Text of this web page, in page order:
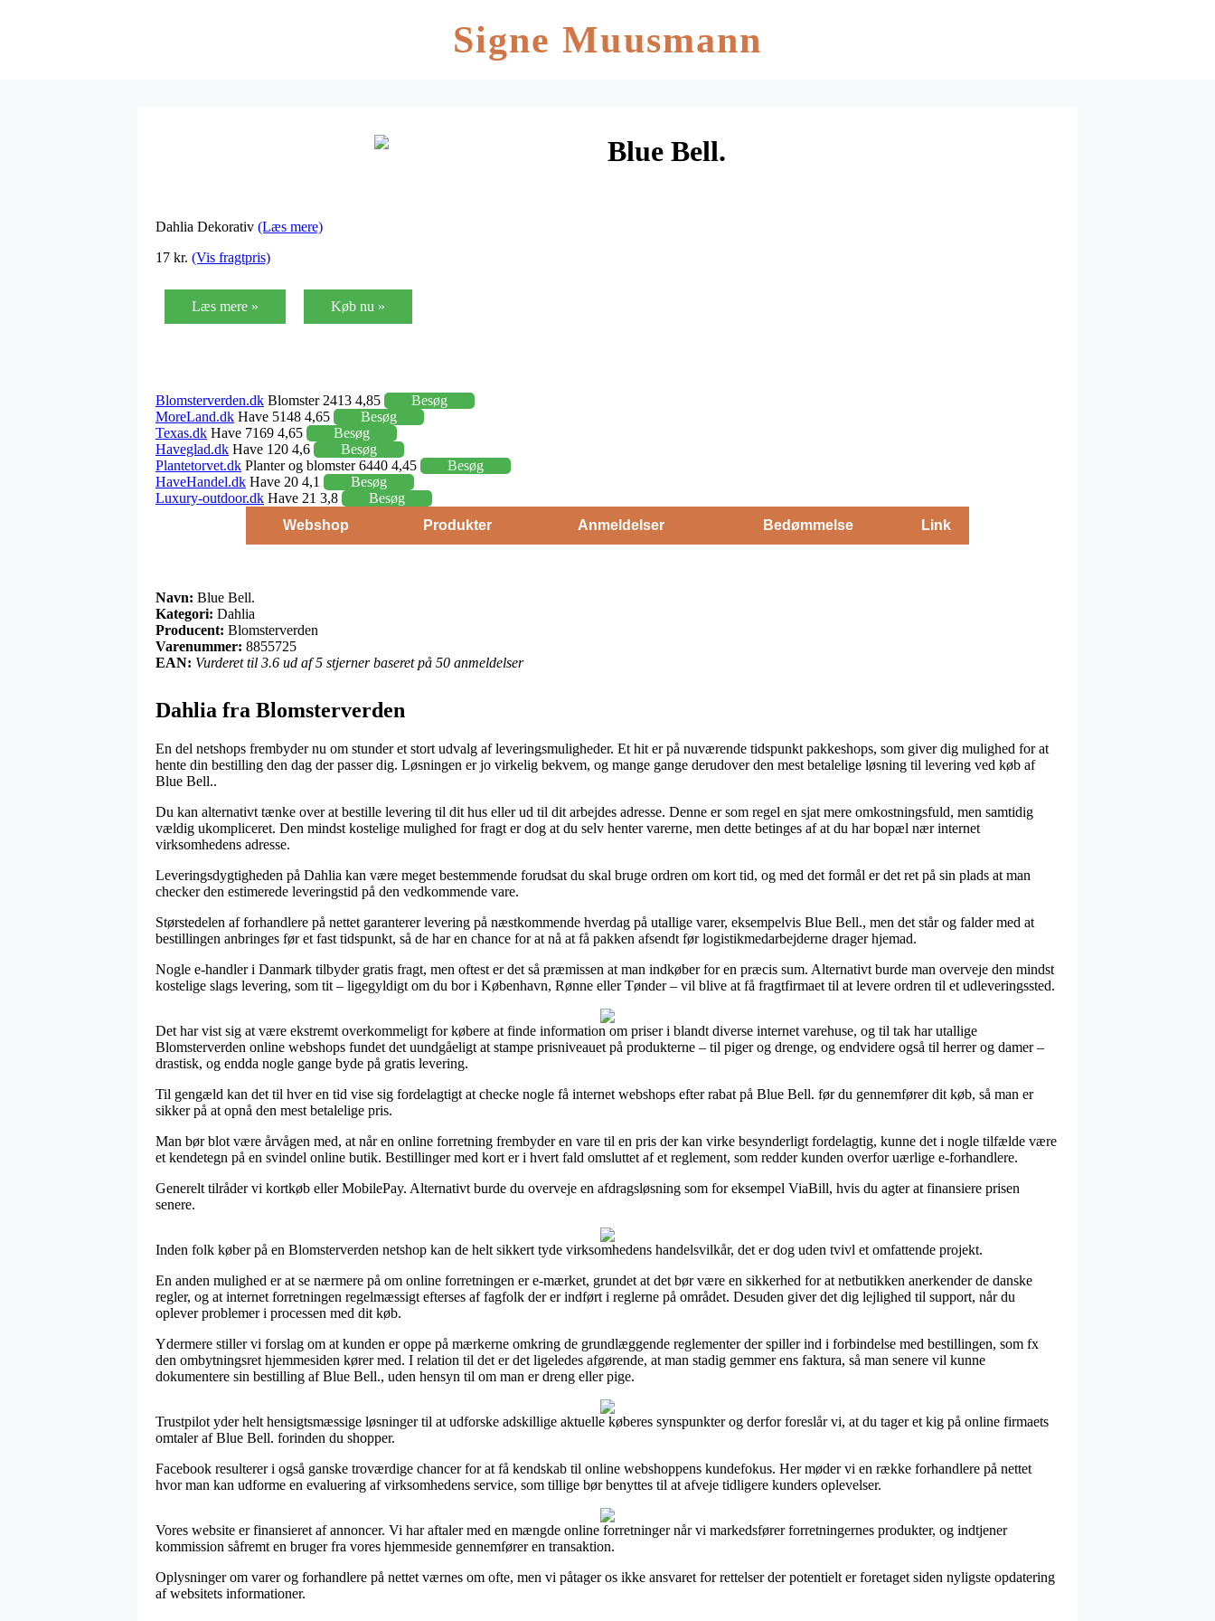
Signe Muusmann
Blue Bell.
Dahlia Dekorativ (Læs mere)
17 kr. (Vis fragtpris)
Læs mere » Køb nu »
Blomsterverden.dk Blomster 2413 4,85
Besøg
MoreLand.dk Have 5148 4,65
Besøg
Texas.dk Have 7169 4,65
Besøg
Haveglad.dk Have 120 4,6
Besøg
Plantetorvet.dk Planter og blomster 6440 4,45
Besøg
HaveHandel.dk Have 20 4,1
Besøg
Luxury-outdoor.dk Have 21 3,8
Besøg
Webshop
Produkter Anmeldelser Bedømmelse Link
Navn: Blue Bell.
Kategori: Dahlia
Producent: Blomsterverden
Varenummer: 8855725
EAN: Vurderet til 3.6 ud af 5 stjerner baseret på 50 anmeldelser
Dahlia fra Blomsterverden
En del netshops frembyder nu om stunder et stort udvalg af leveringsmuligheder. Et hit er på nuværende tidspunkt pakkeshops, som giver dig mulighed for at
hente din bestilling den dag der passer dig. Løsningen er jo virkelig bekvem, og mange gange derudover den mest betalelige løsning til levering ved køb af
Blue Bell..
Du kan alternativt tænke over at bestille levering til dit hus eller ud til dit arbejdes adresse. Denne er som regel en sjat mere omkostningsfuld, men samtidig
vældig ukompliceret. Den mindst kostelige mulighed for fragt er dog at du selv henter varerne, men dette betinges af at du har bopæl nær internet
virksomhedens adresse.
Leveringsdygtigheden på Dahlia kan være meget bestemmende forudsat du skal bruge ordren om kort tid, og med det formål er det ret på sin plads at man
checker den estimerede leveringstid på den vedkommende vare.
Størstedelen af forhandlere på nettet garanterer levering på næstkommende hverdag på utallige varer, eksempelvis Blue Bell., men det står og falder med at
bestillingen anbringes før et fast tidspunkt, så de har en chance for at nå at få pakken afsendt før logistikmedarbejderne drager hjemad.
Nogle e-handler i Danmark tilbyder gratis fragt, men oftest er det så præmissen at man indkøber for en præcis sum. Alternativt burde man overveje den mindst
kostelige slags levering, som tit – ligegyldigt om du bor i København, Rønne eller Tønder – vil blive at få fragtfirmaet til at levere ordren til et udleveringssted.
Det har vist sig at være ekstremt overkommeligt for købere at finde information om priser i blandt diverse internet varehuse, og til tak har utallige
Blomsterverden online webshops fundet det uundgåeligt at stampe prisniveauet på produkterne – til piger og drenge, og endvidere også til herrer og damer –
drastisk, og endda nogle gange byde på gratis levering.
Til gengæld kan det til hver en tid vise sig fordelagtigt at checke nogle få internet webshops efter rabat på Blue Bell. før du gennemfører dit køb, så man er
sikker på at opnå den mest betalelige pris.
Man bør blot være årvågen med, at når en online forretning frembyder en vare til en pris der kan virke besynderligt fordelagtig, kunne det i nogle tilfælde være
et kendetegn på en svindel online butik. Bestillinger med kort er i hvert fald omsluttet af et reglement, som redder kunden overfor uærlige e-forhandlere.
Generelt tilråder vi kortkøb eller MobilePay. Alternativt burde du overveje en afdragsløsning som for eksempel ViaBill, hvis du agter at finansiere prisen
senere.
Inden folk køber på en Blomsterverden netshop kan de helt sikkert tyde virksomhedens handelsvilkår, det er dog uden tvivl et omfattende projekt.
En anden mulighed er at se nærmere på om online forretningen er e-mærket, grundet at det bør være en sikkerhed for at netbutikken anerkender de danske
regler, og at internet forretningen regelmæssigt efterses af fagfolk der er indført i reglerne på området. Desuden giver det dig lejlighed til support, når du
oplever problemer i processen med dit køb.
Ydermere stiller vi forslag om at kunden er oppe på mærkerne omkring de grundlæggende reglementer der spiller ind i forbindelse med bestillingen, som fx
den ombytningsret hjemmesiden kører med. I relation til det er det ligeledes afgørende, at man stadig gemmer ens faktura, så man senere vil kunne
dokumentere sin bestilling af Blue Bell., uden hensyn til om man er dreng eller pige.
Trustpilot yder helt hensigtsmæssige løsninger til at udforske adskillige aktuelle køberes synspunkter og derfor foreslår vi, at du tager et kig på online firmaets
omtaler af Blue Bell. forinden du shopper.
Facebook resulterer i også ganske troværdige chancer for at få kendskab til online webshoppens kundefokus. Her møder vi en række forhandlere på nettet
hvor man kan udforme en evaluering af virksomhedens service, som tillige bør benyttes til at afveje tidligere kunders oplevelser.
Vores website er finansieret af annoncer. Vi har aftaler med en mængde online forretninger når vi markedsfører forretningernes produkter, og indtjener
kommission såfremt en bruger fra vores hjemmeside gennemfører en transaktion.
Oplysninger om varer og forhandlere på nettet værnes om ofte, men vi påtager os ikke ansvaret for rettelser der potentielt er foretaget siden nyligste opdatering
af websitets informationer.